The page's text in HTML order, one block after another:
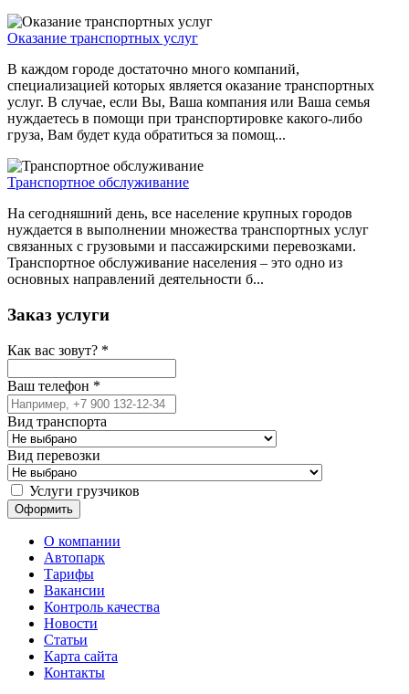
Оказание транспортных услуг
В каждом городе достаточно много компаний,
специализацией которых является оказание транспортных
услуг. В случае, если Вы, Ваша компания или Ваша семья
нуждаетесь в помощи при транспортировке какого-либо
груза, Вам будет куда обратиться за помощ...
Транспортное обслуживание
На сегодняшний день, все население крупных городов
нуждается в выполнении множества транспортных услуг
связанных с грузовыми и пассажирскими перевозками.
Транспортное обслуживание населения – это одно из
основных направлений деятельности б...
Заказ услуги
Как вас зовут? *
Ваш телефон *
Вид транспорта
Вид перевозки
Услуги грузчиков
О компании
Автопарк
Тарифы
Вакансии
Контроль качества
Новости
Статьи
Карта сайта
Контакты